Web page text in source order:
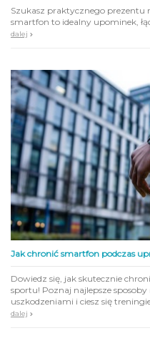
Szukasz praktycznego prezentu
smartfon to idealny upominek,
dalej
Jak chronić smartfon podczas
Dowiedz się, jak skutecznie
sportu! Poznaj najlepsze
uszkodzeniami i ciesz się
dalej